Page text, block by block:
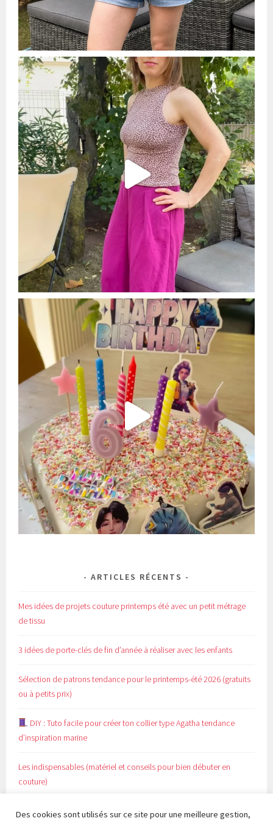
ARTICLES RÉCENTS
Mes idées de projets couture printemps été avec un petit métrage
de tissu
3 idées de porte-clés de fin d’année à réaliser avec les enfants
Sélection de patrons tendance pour le printemps-été 2026 (gratuits
ou à petits prix)
DIY : Tuto facile pour créer ton collier type Agatha tendance
d’inspiration marine
Les indispensables (matériel et conseils pour bien débuter en
couture)
Des cookies sont utilisés sur ce site pour une meilleure gestion,